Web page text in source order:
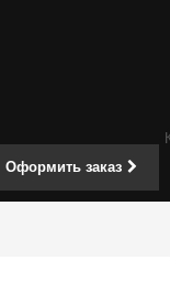
Оформить заказ
Toggle